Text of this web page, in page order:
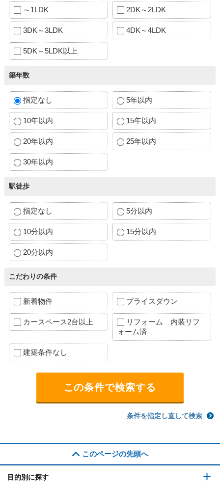
～1LDK 2DK～2LDK
3DK～3LDK 4DK～4LDK
5DK～5LDK以上
築年数
指定なし 5年以内
10年以内 15年以内
20年以内 25年以内
30年以内
駅徒歩
指定なし 5分以内
10分以内 15分以内
20分以内
こだわりの条件
新着物件 プライスダウン
カースペース2台以上
リフォーム 内装リフ
ォーム済
建築条件なし
条件を指定し直して検索
このページの先頭へ
目的別に探す